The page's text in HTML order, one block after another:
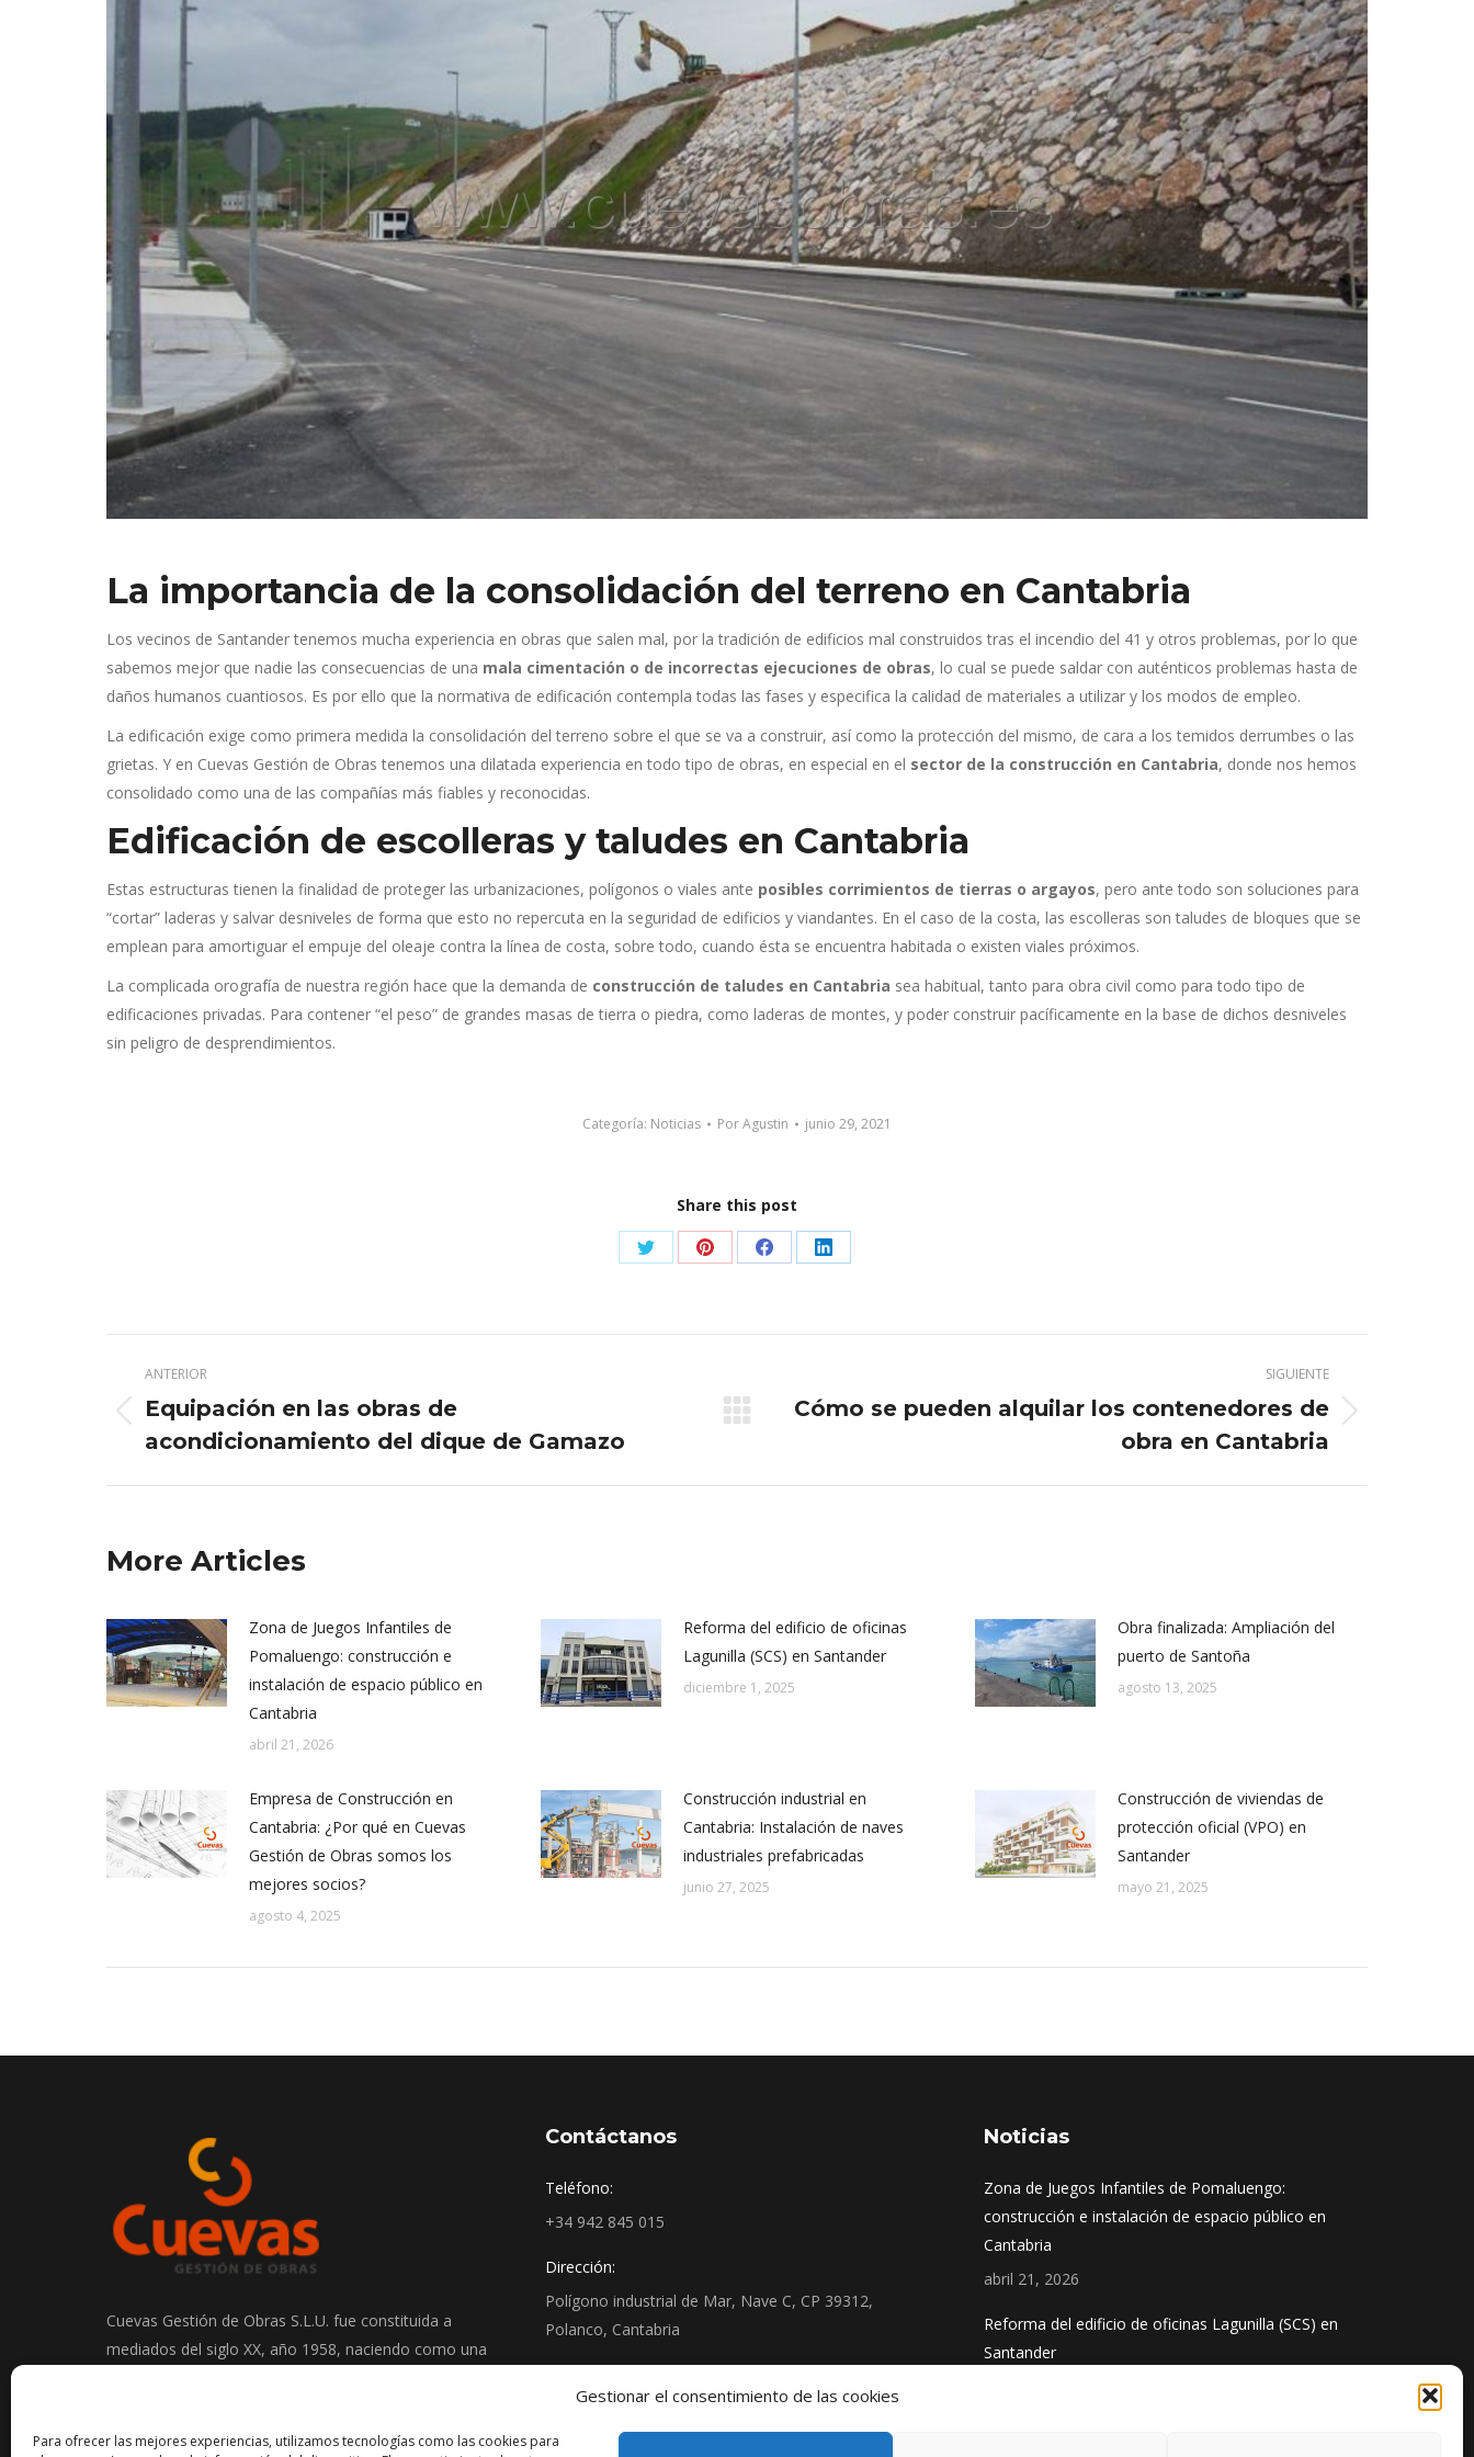
Gestionar el consentimiento de las cookies
Para ofrecer las mejores experiencias, utilizamos tecnologías como las cookies para
La importancia de la consolidación del terreno en Cantabria
Los vecinos de Santander tenemos mucha experiencia en obras que salen mal, por la tradición de edificios mal construidos tras el incendio del 41 y otros problemas, por lo que
sabemos mejor que nadie las consecuencias de una mala cimentación o de incorrectas ejecuciones de obras, lo cual se puede saldar con auténticos problemas hasta de
daños humanos cuantiosos. Es por ello que la normativa de edificación contempla todas las fases y especifica la calidad de materiales a utilizar y los modos de empleo.
La edificación exige como primera medida la consolidación del terreno sobre el que se va a construir, así como la protección del mismo, de cara a los temidos derrumbes o las
grietas. Y en Cuevas Gestión de Obras tenemos una dilatada experiencia en todo tipo de obras, en especial en el sector de la construcción en Cantabria, donde nos hemos
consolidado como una de las compañías más fiables y reconocidas.
Edificación de escolleras y taludes en Cantabria
Estas estructuras tienen la finalidad de proteger las urbanizaciones, polígonos o viales ante posibles corrimientos de tierras o argayos, pero ante todo son soluciones para
“cortar” laderas y salvar desniveles de forma que esto no repercuta en la seguridad de edificios y viandantes. En el caso de la costa, las escolleras son taludes de bloques que se
emplean para amortiguar el empuje del oleaje contra la línea de costa, sobre todo, cuando ésta se encuentra habitada o existen viales próximos.
La complicada orografía de nuestra región hace que la demanda de construcción de taludes en Cantabria sea habitual, tanto para obra civil como para todo tipo de
edificaciones privadas. Para contener “el peso” de grandes masas de tierra o piedra, como laderas de montes, y poder construir pacíficamente en la base de dichos desniveles
sin peligro de desprendimientos.
Categoría: Noticias PorAgustin junio 29, 2021
Share this post
Share
Twitter
Share
Pinterest
Share
Facebook
Share
LinkedIn
entre
publicaciones
ANTERIOR
Publicación
anterior:
Equipación en las obras de
acondicionamiento del dique de Gamazo
SIGUIENTE
Publicación
Cómo se pueden alquilar los contenedores de
obra en Cantabria
More Articles
Zona de Juegos Infantiles de
Pomaluengo: construcción e
instalación de espacio público en
Cantabria
abril 21, 2026
Reforma del edificio de oficinas
Lagunilla (SCS) en Santander
diciembre 1, 2025
Obra finalizada: Ampliación del
puerto de Santoña
agosto 13, 2025
Empresa de Construcción en
Cantabria: ¿Por qué en Cuevas
Gestión de Obras somos los
mejores socios?
agosto 4, 2025
Construcción industrial en
Cantabria: Instalación de naves
industriales prefabricadas
junio 27, 2025
Construcción de viviendas de
protección oficial (VPO) en
Santander
mayo 21, 2025
Cuevas Gestión de Obras S.L.U. fue constituida a
mediados del siglo XX, año 1958, naciendo como una
Contáctanos
Teléfono:
+34 942 845 015
Dirección:
Polígono industrial de Mar, Nave C, CP 39312,
Polanco, Cantabria
Encuéntranos en:
Facebook
YouTube
page
Linkedin
page
Instagram
page
Noticias
Zona de Juegos Infantiles de Pomaluengo:
construcción e instalación de espacio público en
Cantabria
abril 21, 2026
Reforma del edificio de oficinas Lagunilla (SCS) en
Santander